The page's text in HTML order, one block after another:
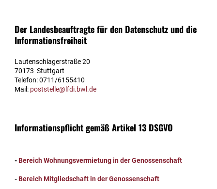
Der Landesbeauftragte für den Datenschutz und die
Informationsfreiheit
Lautenschlagerstraße 20
70173 Stuttgart
Telefon: 0711/6155410
Mail: poststelle@lfdi.bwl.de
Informationspflicht gemäß Artikel 13 DSGVO
-Bereich Wohnungsvermietung in der Genossenschaft
-Bereich Mitgliedschaft in der Genossenschaft